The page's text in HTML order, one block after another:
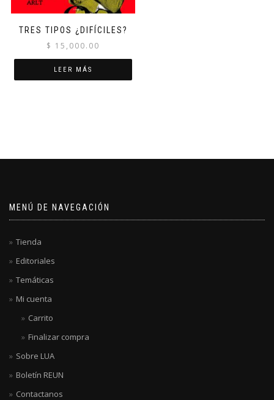
TRES TIPOS ¿DIFÍCILES?
$ 15,000.00
LEER MÁS
MENÚ DE NAVEGACIÓN
Tienda
Editoriales
Temáticas
Mi cuenta
Carrito
Finalizar compra
Sobre LUA
Boletín REUN
Contactanos